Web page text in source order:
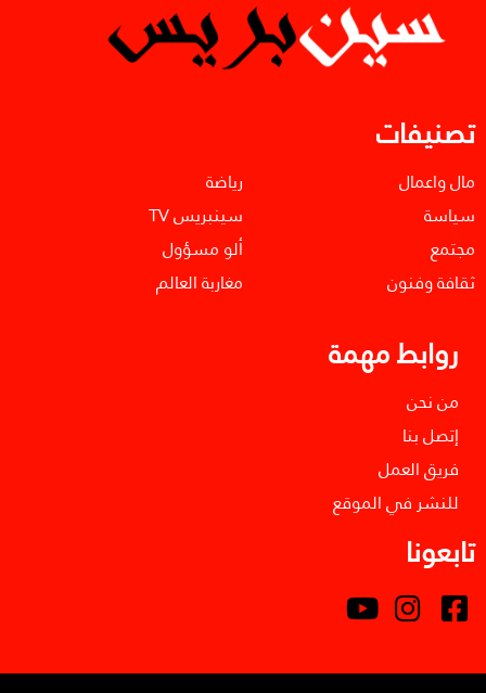
تصنيفات
مال واعمال
سياسة
مجتمع
ثقافة وفنون
رياضة
سينبريس TV
ألو مسؤول
مغاربة العالم
روابط مهمة
من نحن
إتصل بنا
فريق العمل
للنشر في الموقع
تابعونا